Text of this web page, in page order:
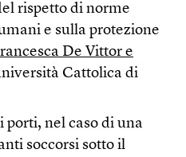
rispetto di norme
e sulla protezione
De Vittor e
Cattolica di
porti, nel caso di una
soccorsi sotto il